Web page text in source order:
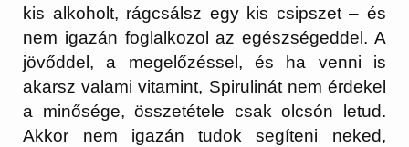
kis alkoholt, rágcsálsz egy kis csipszet – és
nem igazán foglalkozol az egészségeddel. A
jövőddel, a megelőzéssel, és ha venni is
akarsz valami vitamint, Spirulinát nem érdekel
a minősége, összetétele csak olcsón letud.
Akkor nem igazán tudok segíteni neked,